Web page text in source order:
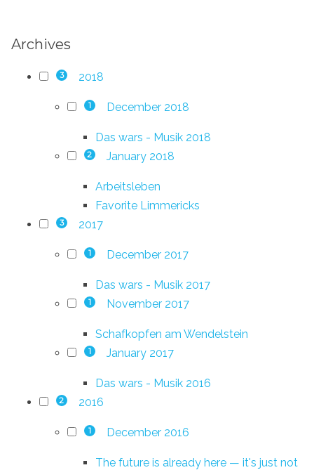
Archives
3 2018
1 December 2018
Das wars - Musik 2018
2 January 2018
Arbeitsleben
Favorite Limmericks
3 2017
1 December 2017
Das wars - Musik 2017
1 November 2017
Schafkopfen am Wendelstein
1 January 2017
Das wars - Musik 2016
2 2016
1 December 2016
The future is already here — it's just not